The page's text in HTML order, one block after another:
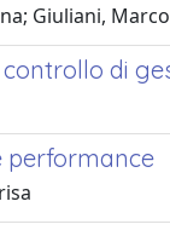
Giuliani, Marco
di
performance